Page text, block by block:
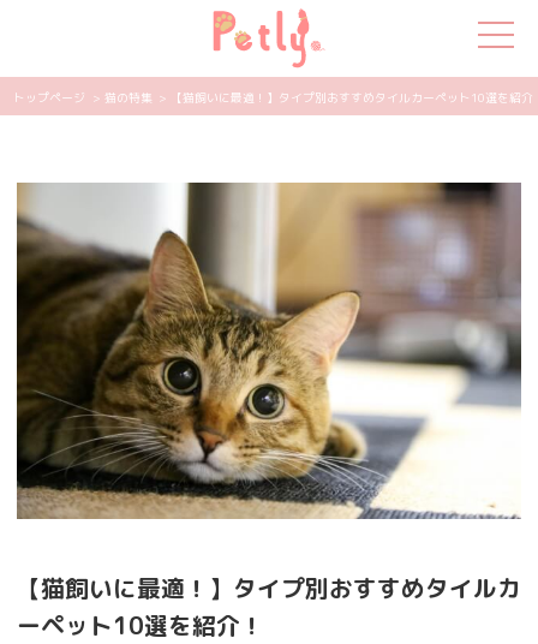
飼い主さんの悩み
ペットの気持ち
知って得する
エンタメ
トップページ > 猫の特集 > 【猫飼いに最適！】タイプ別おすすめタイルカーペット10選を紹介
【猫飼いに最適！】タイプ別おすすめタイルカ
ーペット10選を紹介！